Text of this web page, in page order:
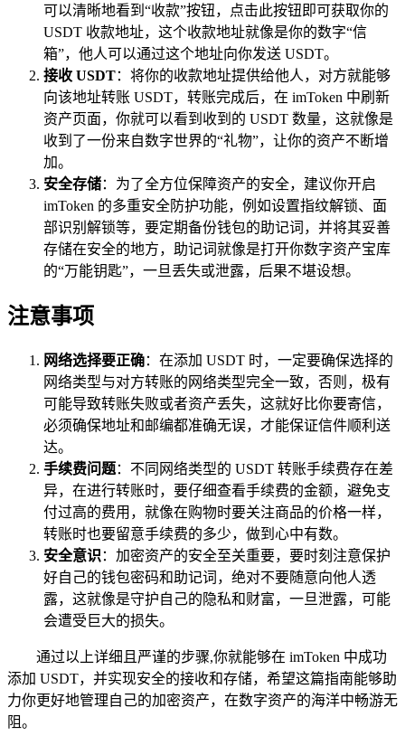
可以清晰地看到“收款”按钮，点击此按钮即可获取你的
USDT 收款地址，这个收款地址就像是你的数字“信
箱”，他人可以通过这个地址向你发送 USDT。
接收 USDT：将你的收款地址提供给他人，对方就能够
向该地址转账 USDT，转账完成后，在 imToken 中刷新
资产页面，你就可以看到收到的 USDT 数量，这就像是
收到了一份来自数字世界的“礼物”，让你的资产不断增
加。
安全存储：为了全方位保障资产的安全，建议你开启
imToken 的多重安全防护功能，例如设置指纹解锁、面
部识别解锁等，要定期备份钱包的助记词，并将其妥善
存储在安全的地方，助记词就像是打开你数字资产宝库
的“万能钥匙”，一旦丢失或泄露，后果不堪设想。
注意事项
网络选择要正确：在添加 USDT 时，一定要确保选择的
网络类型与对方转账的网络类型完全一致，否则，极有
可能导致转账失败或者资产丢失，这就好比你要寄信，
必须确保地址和邮编都准确无误，才能保证信件顺利送
达。
手续费问题：不同网络类型的 USDT 转账手续费存在差
异，在进行转账时，要仔细查看手续费的金额，避免支
付过高的费用，就像在购物时要关注商品的价格一样，
转账时也要留意手续费的多少，做到心中有数。
安全意识 ：加密资产的安全至关重要，要时刻注意保护
好自己的钱包密码和助记词，绝对不要随意向他人透
露，这就像是守护自己的隐私和财富，一旦泄露，可能
会遭受巨大的损失。
通过以上详细且严谨的步骤,你就能够在 imToken 中成功
添加 USDT，并实现安全的接收和存储，希望这篇指南能够助
力你更好地管理自己的加密资产，在数字资产的海洋中畅游无
阻。